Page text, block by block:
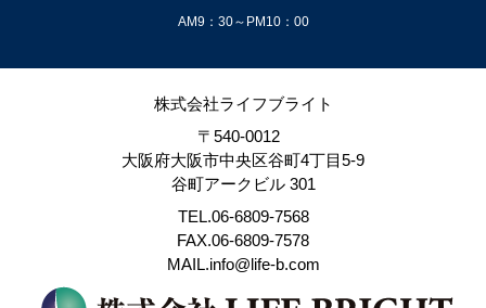
AM9：30～PM10：00
株式会社ライフブライト
〒540-0012
大阪府大阪市中央区谷町4丁目5-9
谷町アークビル 301
TEL.06-6809-7568
FAX.06-6809-7578
MAIL.info@life-b.com